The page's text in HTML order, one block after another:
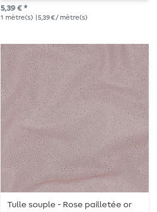
5,39 € *
1 mètre(s) | 5,39 € / mètre(s)
Tulle souple - Rose pailletée or